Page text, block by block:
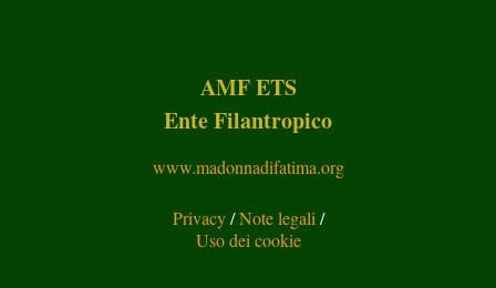
AMF ETS
Ente Filantropico
www.madonnadifatima.org
Privacy/Note legali /
Uso dei cookie